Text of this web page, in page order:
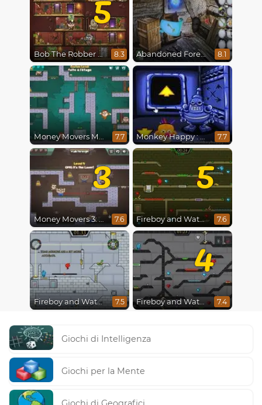
Bob The Robber 5 The Temple Adventure 8.3 Abandoned Forest House 8.1
Money Movers Maker 7.7 Monkey Happy : Stage 0112 7.7
3
Money Movers 3: Guard Duty 7.6
5
Fireboy and Watergirl 5 : Elements 7.6
Fireboy and Watergirl in The Ice Temple 7.5
4
Fireboy and Watergirl 4 : Crystal Temple 7.4
Giochi di Intelligenza
Giochi per la Mente